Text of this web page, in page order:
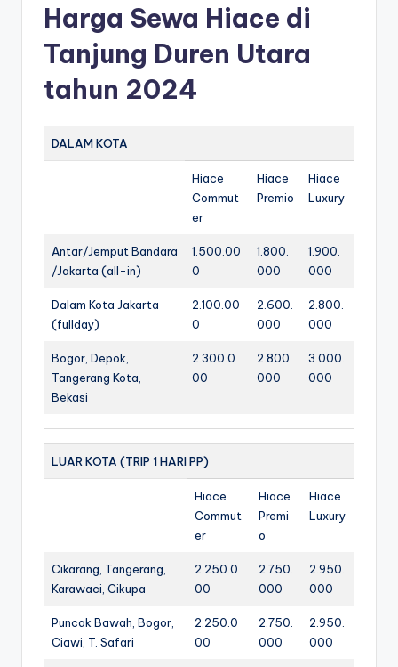
Harga Sewa Hiace di
Tanjung Duren Utara
tahun 2024
DALAM KOTA
Hiace
Commut
er
Hiace
Premio
Hiace
Luxury
Antar/Jemput Bandara
/Jakarta (all-in)
1.500.00
0
1.800.
000
1.900.
000
Dalam Kota Jakarta
(fullday)
2.100.00
0
2.600.
000
2.800.
000
Bogor, Depok,
Tangerang Kota,
Bekasi
2.300.0
00
2.800.
000
3.000.
000
LUAR KOTA (TRIP 1 HARI PP)
Hiace
Commut
er
Hiace
Premi
o
Hiace
Luxury
Cikarang, Tangerang,
Karawaci, Cikupa
2.250.0
00
2.750.
000
2.950.
000
Puncak Bawah, Bogor,
Ciawi, T. Safari
2.250.0
00
2.750.
000
2.950.
000